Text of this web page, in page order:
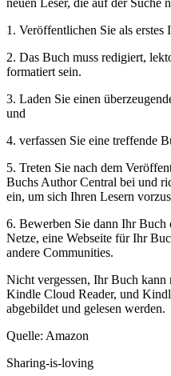
1. Veröffentlichen Sie als erstes
2. Das Buch muss redigiert,
formatiert sein.
3. Laden Sie einen
und
4. verfassen Sie eine treffende
5. Treten Sie nach dem
Buchs Author Central bei und
ein, um sich Ihren Lesern
6. Bewerben Sie dann Ihr Buch
Netze, eine Webseite für Ihr
andere Communities.
Nicht vergessen, Ihr Buch
Kindle Cloud Reader, und
abgebildet und gelesen werden.
Quelle: Amazon
Sharing-is-loving